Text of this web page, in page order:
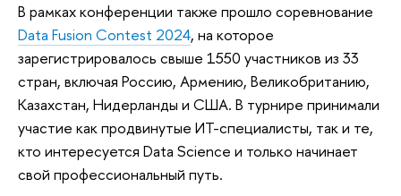
В рамках конференции также прошло соревнование
Data Fusion Contest 2024, на которое
зарегистрировалось свыше 1550 участников из 33
стран, включая Россию, Армению, Великобританию,
Казахстан, Нидерланды и США. В турнире принимали
участие как продвинутые ИТ-специалисты, так и те,
кто интересуется Data Science и только начинает
свой профессиональный путь.